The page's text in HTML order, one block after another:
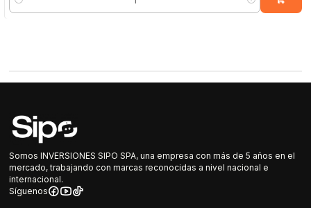
Cantidad
Somos INVERSIONES SIPO SPA, una empresa con más de 5 años en el
mercado, trabajando con marcas reconocidas a nivel nacional e
internacional.
Síguenos